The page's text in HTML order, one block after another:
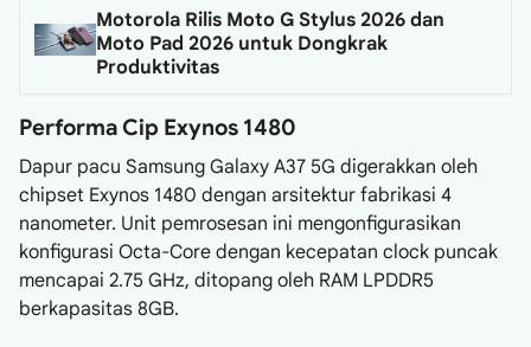
Motorola Rilis Moto G Stylus 2026 dan
Moto Pad 2026 untuk Dongkrak
Produktivitas
Performa Cip Exynos 1480
Dapur pacu Samsung Galaxy A37 5G digerakkan oleh
chipset Exynos 1480 dengan arsitektur fabrikasi 4
nanometer. Unit pemrosesan ini mengonfigurasikan
konfigurasi Octa-Core dengan kecepatan clock puncak
mencapai 2.75 GHz, ditopang oleh RAM LPDDR5
berkapasitas 8GB.